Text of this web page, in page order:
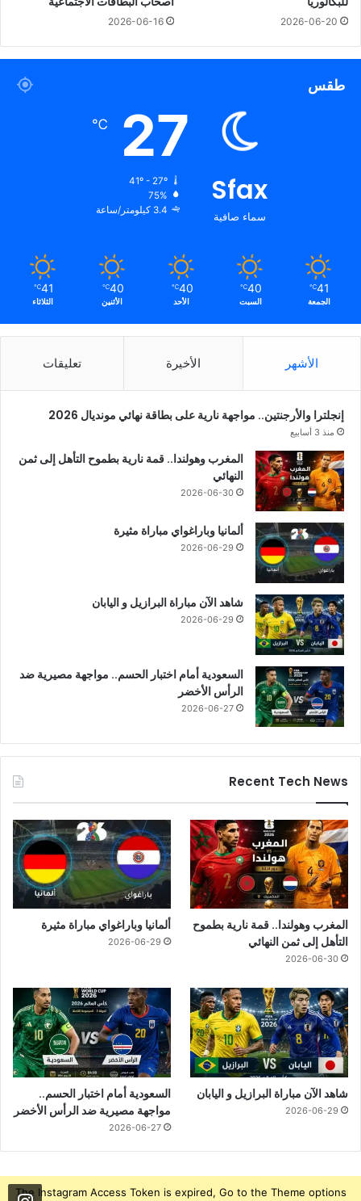
2026-06-20
2026-06-16
طقس
Sfax
سماء صافية
27
℃
41º - 27º
75%
3.4 كيلومتر/ساعة
41
℃
الجمعة
40
℃
السبت
40
℃
الأحد
40
℃
الأثنين
41
℃
الثلاثاء
الأشهر الأخيرة تعليقات
إنجلترا والأرجنتين.. مواجهة نارية على بطاقة نهائي مونديال 2026
منذ 3 أسابيع
المغرب وهولندا.. قمة نارية بطموح التأهل إلى ثمن
النهائي
2026-06-30
ألمانيا وباراغواي مباراة مثيرة
2026-06-29
شاهد الآن مباراة البرازيل و اليابان
2026-06-29
السعودية أمام اختبار الحسم.. مواجهة مصيرية ضد
الرأس الأخضر
2026-06-27
Recent Tech News
المغرب وهولندا.. قمة نارية بطموح
التأهل إلى ثمن النهائي
2026-06-30
ألمانيا وباراغواي مباراة مثيرة
2026-06-29
شاهد الآن مباراة البرازيل و اليابان
2026-06-29
السعودية أمام اختبار الحسم..
مواجهة مصيرية ضد الرأس الأخضر
2026-06-27
The Instagram Access Token is expired, Go to the Theme options